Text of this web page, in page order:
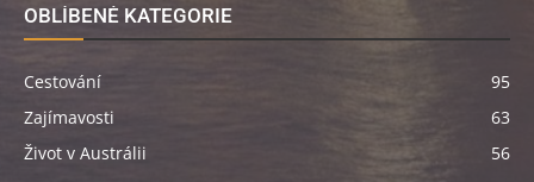
OBLÍBENÉ KATEGORIE
Cestování
95
Zajímavosti
63
Život v Austrálii
56